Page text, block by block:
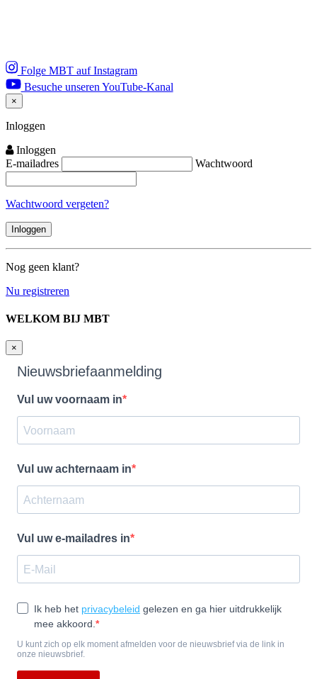
Folge MBT auf Instagram
Besuche unseren YouTube-Kanal
×
Close
Inloggen
Inloggen
E-mailadres
Wachtwoord
Wachtwoord vergeten?
Nog geen klant?
Nu registreren
WELKOM BIJ MBT
×
Nieuwsbriefaanmelding
Vul uw voornaam in
Vul uw achternaam in
Vul uw e-mailadres in
Ik heb het privacybeleid gelezen en ga hier uitdrukkelijk
mee akkoord.
U kunt zich op elk moment afmelden voor de nieuwsbrief via de link in
onze nieuwsbrief.